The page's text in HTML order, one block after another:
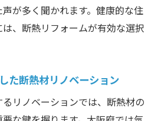
が多く聞かれます。健康的な住
、断熱リフォームが有効な選択
た断熱材リノベーション
リノベーションでは、断熱材の